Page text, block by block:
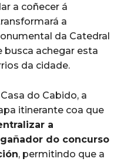
a coñecer á
a
da Catedral
busca achegar esta
da cidade.
do Cabido, a
itinerante coa que
a
do concurso
, permitindo que a